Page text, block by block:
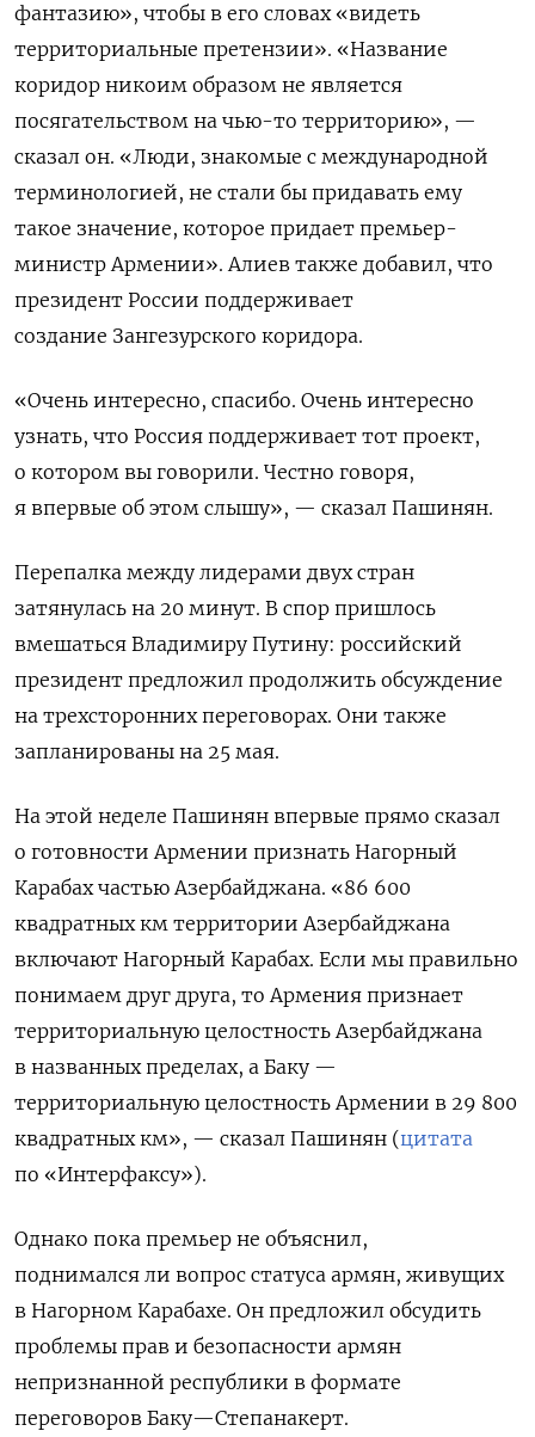
фантазию», чтобы в его словах «видеть
территориальные претензии». «Название
коридор никоим образом не является
посягательством на чью-то территорию», —
сказал он. «Люди, знакомые с международной
терминологией, не стали бы придавать ему
такое значение, которое придает премьер-
министр Армении». Алиев также добавил, что
президент России поддерживает
создание Зангезурского коридора.
«Очень интересно, спасибо. Очень интересно
узнать, что Россия поддерживает тот проект,
о котором вы говорили. Честно говоря,
я впервые об этом слышу», — сказал Пашинян.
Перепалка между лидерами двух стран
затянулась на 20 минут. В спор пришлось
вмешаться Владимиру Путину: российский
президент предложил продолжить обсуждение
на трехсторонних переговорах. Они также
запланированы на 25 мая.
На этой неделе Пашинян впервые прямо сказал
о готовности Армении признать Нагорный
Карабах частью Азербайджана. «86 600
квадратных км территории Азербайджана
включают Нагорный Карабах. Если мы правильно
понимаем друг друга, то Армения признает
территориальную целостность Азербайджана
в названных пределах, а Баку —
территориальную целостность Армении в 29 800
квадратных км», — сказал Пашинян (цитата
по «Интерфаксу»).
Однако пока премьер не объяснил,
поднимался ли вопрос статуса армян, живущих
в Нагорном Карабахе. Он предложил обсудить
проблемы прав и безопасности армян
непризнанной республики в формате
переговоров Баку—Степанакерт.